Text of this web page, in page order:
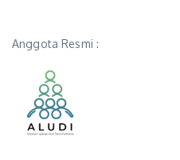
Anggota Resmi :